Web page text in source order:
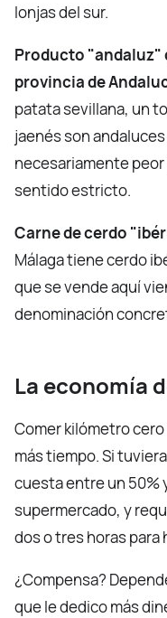
lonjas del sur.
Producto "andaluz"
provincia de
patata sevillana, un
jaenés son
necesariamente
sentido estricto.
Carne de cerdo
Málaga tiene cerdo
que se vende aquí
denominación
La economía
Comer kilómetro
más tiempo. Si
cuesta entre un 50%
supermercado, y
dos o tres horas para
¿Compensa?
que le dedico más